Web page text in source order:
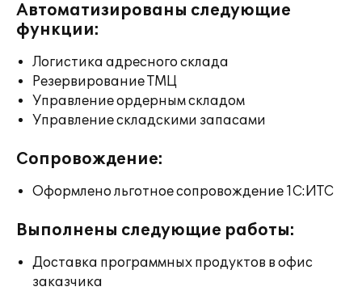
Автоматизированы следующие
функции:
Логистика адресного склада
Резервирование ТМЦ
Управление ордерным складом
Управление складскими запасами
Сопровождение:
Оформлено льготное сопровождение 1С:ИТС
Выполнены следующие работы:
Доставка программных продуктов в офис
заказчика